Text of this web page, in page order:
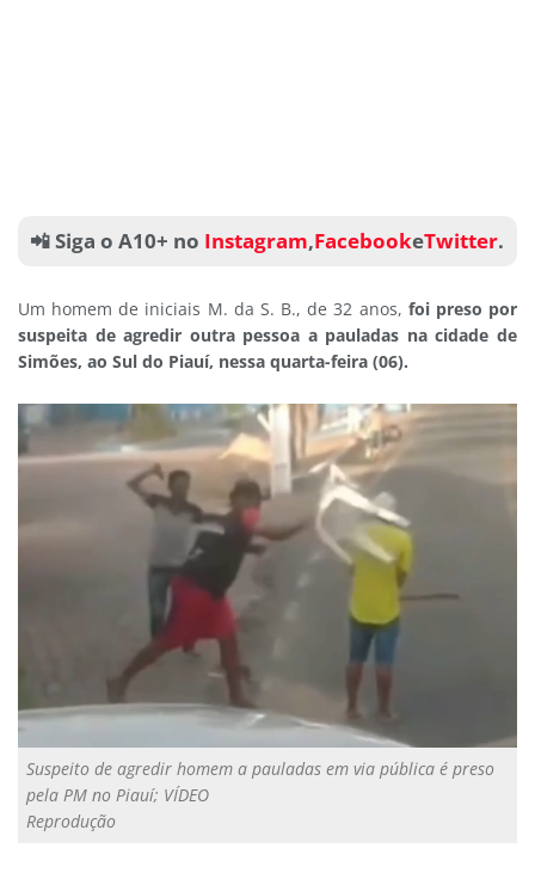
📲 Siga o A10+ no Instagram,FacebookeTwitter.
Um homem de iniciais M. da S. B., de 32 anos, foi preso por
suspeita de agredir outra pessoa a pauladas na cidade de
Simões, ao Sul do Piauí, nessa quarta-feira (06).
Suspeito de agredir homem a pauladas em via pública é preso
pela PM no Piauí; VÍDEO
Reprodução